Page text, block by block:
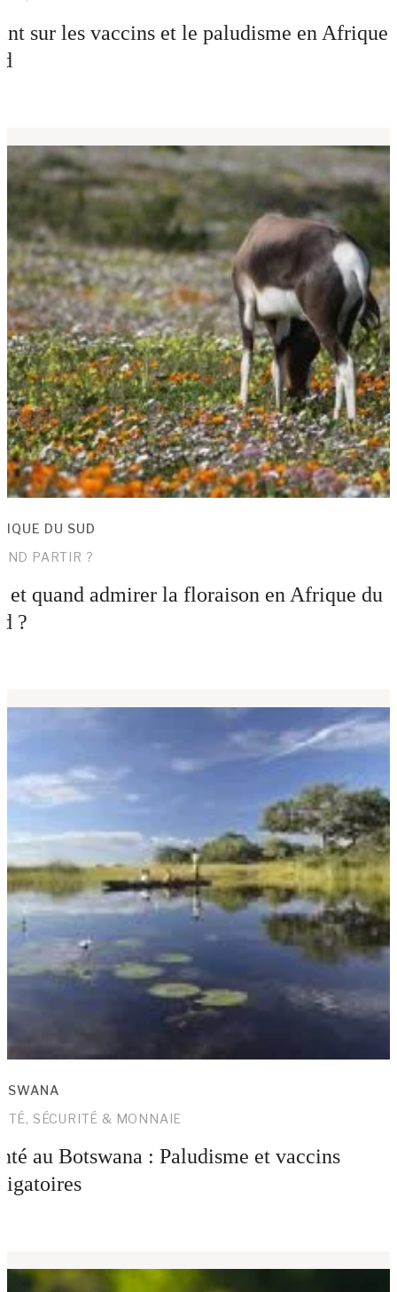
sur les vaccins et le paludisme en Afrique
DU SUD
PARTIR ?
et quand admirer la floraison en Afrique du
?
SÉCURITÉ & MONNAIE
au Botswana : Paludisme et vaccins